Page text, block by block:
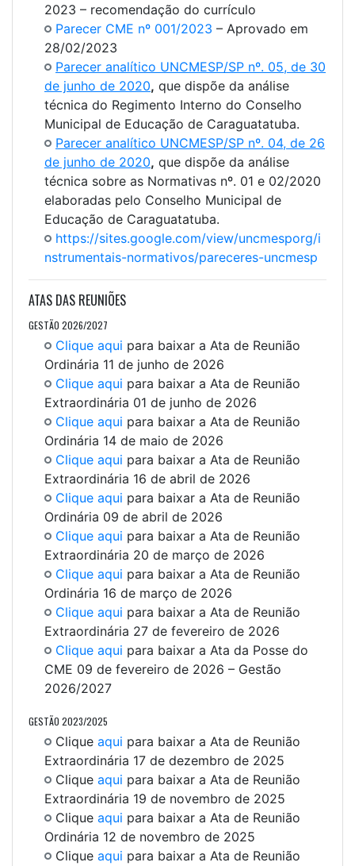
2023 – recomendação do currículo
Parecer CME nº 001/2023 – Aprovado em
28/02/2023
Parecer analítico UNCMESP/SP nº. 05, de 30
de junho de 2020, que dispõe da análise
técnica do Regimento Interno do Conselho
Municipal de Educação de Caraguatatuba.
Parecer analítico UNCMESP/SP nº. 04, de 26
de junho de 2020, que dispõe da análise
técnica sobre as Normativas nº. 01 e 02/2020
elaboradas pelo Conselho Municipal de
Educação de Caraguatatuba.
https://sites.google.com/view/uncmesporg/i
nstrumentais-normativos/pareceres-uncmesp
ATAS DAS REUNIÕES
GESTÃO 2026/2027
Clique aqui para baixar a Ata de Reunião
Ordinária 11 de junho de 2026
Clique aqui para baixar a Ata de Reunião
Extraordinária 01 de junho de 2026
Clique aqui para baixar a Ata de Reunião
Ordinária 14 de maio de 2026
Clique aqui para baixar a Ata de Reunião
Extraordinária 16 de abril de 2026
Clique aqui para baixar a Ata de Reunião
Ordinária 09 de abril de 2026
Clique aqui para baixar a Ata de Reunião
Extraordinária 20 de março de 2026
Clique aqui para baixar a Ata de Reunião
Ordinária 16 de março de 2026
Clique aqui para baixar a Ata de Reunião
Extraordinária 27 de fevereiro de 2026
Clique aqui para baixar a Ata da Posse do
CME 09 de fevereiro de 2026 – Gestão
2026/2027
GESTÃO 2023/2025
Clique aqui para baixar a Ata de Reunião
Extraordinária 17 de dezembro de 2025
Clique aqui para baixar a Ata de Reunião
Extraordinária 19 de novembro de 2025
Clique aqui para baixar a Ata de Reunião
Ordinária 12 de novembro de 2025
Clique aqui para baixar a Ata de Reunião